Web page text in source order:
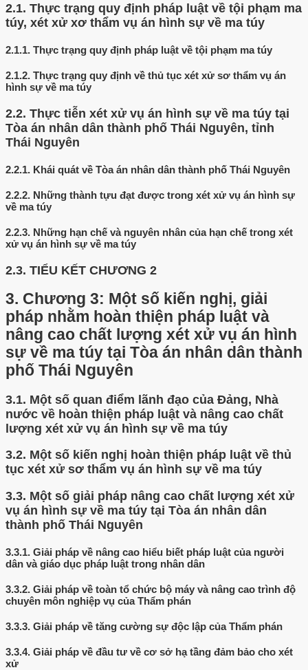
2.1. Thực trạng quy định pháp luật về tội phạm ma
túy, xét xử xơ thẩm vụ án hình sự về ma túy
2.1.1. Thực trạng quy định pháp luật về tội phạm ma túy
2.1.2. Thực trạng quy định về thủ tục xét xử sơ thẩm vụ án
hình sự về ma túy
2.2. Thực tiễn xét xử vụ án hình sự về ma túy tại
Tòa án nhân dân thành phố Thái Nguyên, tỉnh
Thái Nguyên
2.2.1. Khái quát về Tòa án nhân dân thành phố Thái Nguyên
2.2.2. Những thành tựu đạt được trong xét xử vụ án hình sự
về ma túy
2.2.3. Những hạn chế và nguyên nhân của hạn chế trong xét
xử vụ án hình sự về ma túy
2.3. TIỂU KẾT CHƯƠNG 2
3. Chương 3: Một số kiến nghị, giải
pháp nhằm hoàn thiện pháp luật và
nâng cao chất lượng xét xử vụ án hình
sự về ma túy tại Tòa án nhân dân thành
phố Thái Nguyên
3.1. Một số quan điểm lãnh đạo của Đảng, Nhà
nước về hoàn thiện pháp luật và nâng cao chất
lượng xét xử vụ án hình sự về ma túy
3.2. Một số kiến nghị hoàn thiện pháp luật về thủ
tục xét xử sơ thẩm vụ án hình sự về ma túy
3.3. Một số giải pháp nâng cao chất lượng xét xử
vụ án hình sự về ma túy tại Tòa án nhân dân
thành phố Thái Nguyên
3.3.1. Giải pháp về nâng cao hiểu biết pháp luật của người
dân và giáo dục pháp luật trong nhân dân
3.3.2. Giải pháp về toàn tổ chức bộ máy và nâng cao trình độ
chuyên môn nghiệp vụ của Thẩm phán
3.3.3. Giải pháp về tăng cường sự độc lập của Thẩm phán
3.3.4. Giải pháp về đầu tư về cơ sở hạ tầng đảm bảo cho xét
xử